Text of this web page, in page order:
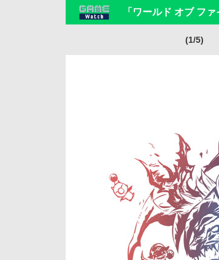
「ワールド オブ フ
(1/5)